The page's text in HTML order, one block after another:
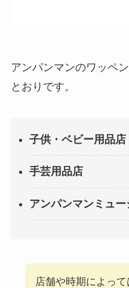
アンパンマンのワッペ
とおりです。
子供・ベビー用品店
手芸用品店
アンパンマンミュー
店舗や時期によっ